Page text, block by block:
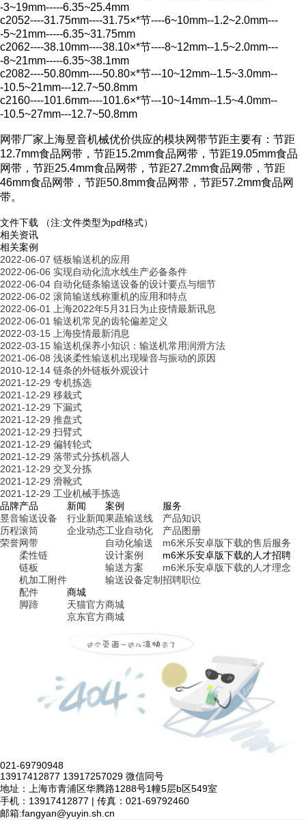
-3~19mm-----6.35~25.4mm
c2052----31.75mm----31.75×*节----6~10mm--1.2~2.0mm---
-5~21mm-----6.35~31.75mm
c2062----38.10mm----38.10×*节----8~12mm--1.5~2.0mm---
-8~21mm-----6.35~38.1mm
c2082----50.80mm----50.80×*节---10~12mm--1.5~3.0mm--
-10.5~21mm---12.7~50.8mm
c2160----101.6mm----101.6×*节---10~14mm--1.5~4.0mm--
-10.5~27mm---12.7~50.8mm
网带厂家上海昱音机械优价供应的模块网带节距主要有：节距
12.7mm食品网带，节距15.2mm食品网带，节距19.05mm食品
网带，节距25.4mm食品网带，节距27.2mm食品网带，节距
46mm食品网带，节距50.8mm食品网带，节距57.2mm食品网
带。
文件下载
（注:文件类型为pdf格式）
相关资讯
相关案例
2022-06-07 链板输送机的应用
2022-06-06 实现自动化流水线生产必备条件
2022-06-04 自动化链条输送设备的设计要点与细节
2022-06-02 滚筒输送线称重机的应用和特点
2022-06-01
上海2022年5月31日为止疫情最新讯息
2022-06-01 输送机常见的齿轮偏差定义
2022-03-15
上海疫情最新消息
2022-03-15 输送机保养小知识：输送机常用润滑方法
2021-06-08 浅谈柔性输送机出现噪音与振动的原因
2010-12-14 链条的外链板外观设计
2021-12-29 专机拣选
2021-12-29 移栽式
2021-12-29 下漏式
2021-12-29 推盘式
2021-12-29 扫臂式
2021-12-29 偏转轮式
2021-12-29 落带式分拣机器人
2021-12-29 交叉分拣
2021-12-29 滑靴式
2021-12-29 工业机械手拣选
品牌
昱音
历程
荣誉
产品
输送设备
滚筒
网带
柔性链
链板
机加工附件
配件
脚蹄
新闻
行业新闻
企业动态
案例
果蔬输送线
工业自动化
自动化输送
设计案例
输送方案
输送设备定制
服务
产品知识
产品图册
m6米乐安卓版下载的售后服务
m6米乐安卓版下载的人才招聘
m6米乐安卓版下载的人才理念
招聘职位
商城
天猫官方商城
京东官方商城
021-69790948
13917412877 13917257029 微信同号
地址：上海市青浦区华腾路1288号1幢5层b区549室
手机：13917412877 | 传真：021-69792460
邮箱:fangyan@yuyin.sh.cn